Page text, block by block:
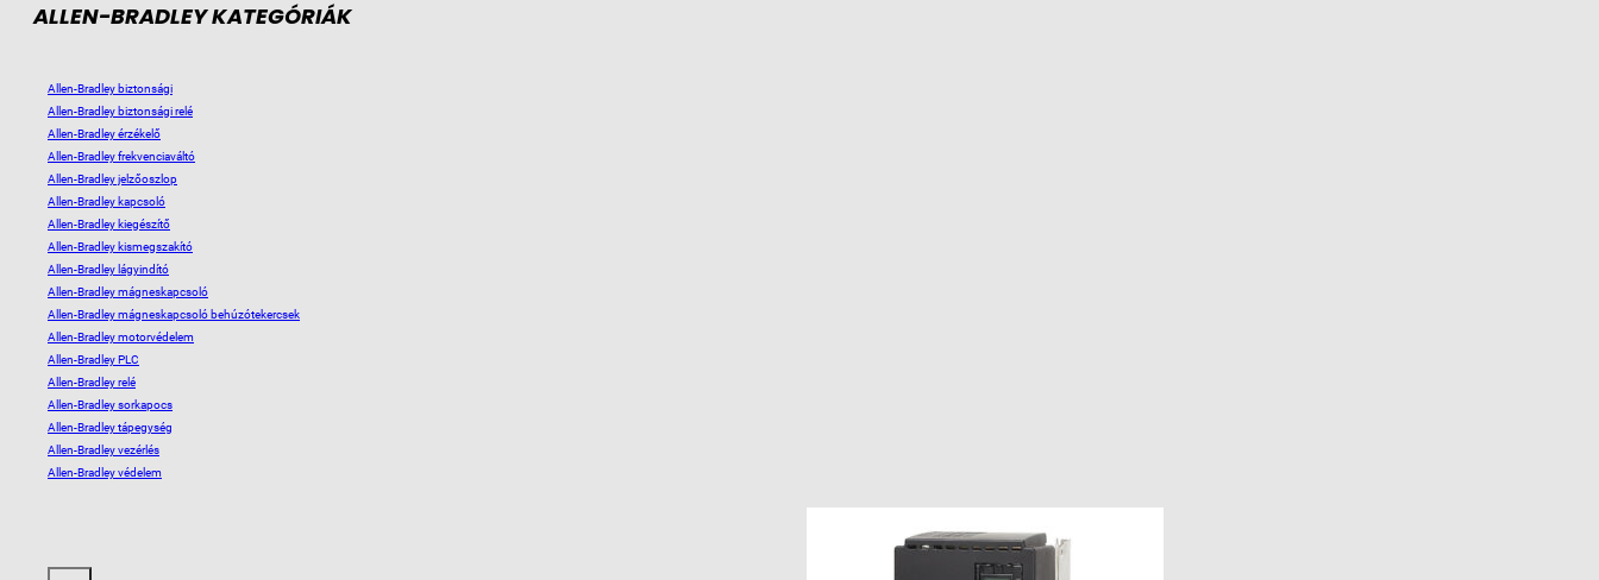
ALLEN-BRADLEY KATEGÓRIÁK
Allen-Bradley biztonsági
Allen-Bradley biztonsági relé
Allen-Bradley érzékelő
Allen-Bradley frekvenciaváltó
Allen-Bradley jelzőoszlop
Allen-Bradley kapcsoló
Allen-Bradley kiegészítő
Allen-Bradley kismegszakító
Allen-Bradley lágyindító
Allen-Bradley mágneskapcsoló
Allen-Bradley mágneskapcsoló behúzótekercsek
Allen-Bradley motorvédelem
Allen-Bradley PLC
Allen-Bradley relé
Allen-Bradley sorkapocs
Allen-Bradley tápegység
Allen-Bradley vezérlés
Allen-Bradley védelem